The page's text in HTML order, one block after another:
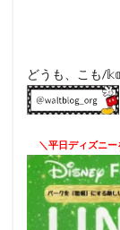
どうも、こも/
＼平日ディズニ